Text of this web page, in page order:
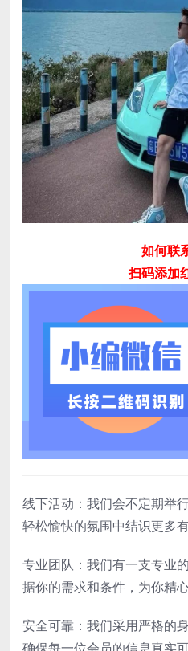
如何联
扫码添加
线下活动：我们会不定期举
轻松愉快的氛围中结识更多有
专业团队：我们有一支专业
据你的需求和条件，为你精
安全可靠：我们采用严格的